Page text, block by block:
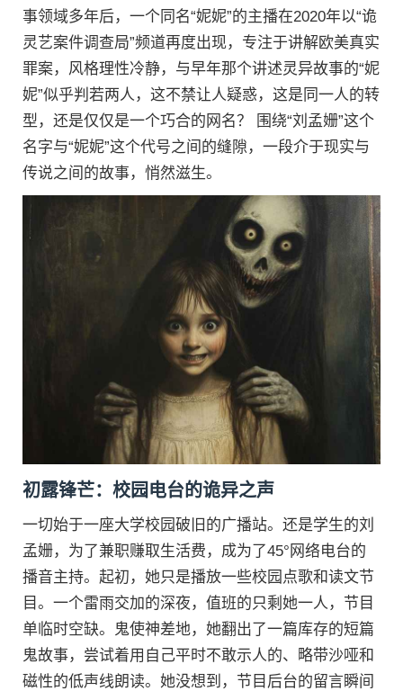
事领域多年后，一个同名“妮妮”的主播在2020年以“诡
灵艺案件调查局”频道再度出现，专注于讲解欧美真实
罪案，风格理性冷静，与早年那个讲述灵异故事的“妮
妮”似乎判若两人，这不禁让人疑惑，这是同一人的转
型，还是仅仅是一个巧合的网名？ 围绕“刘孟姗”这个
名字与“妮妮”这个代号之间的缝隙，一段介于现实与
传说之间的故事，悄然滋生。
初露锋芒：校园电台的诡异之声
一切始于一座大学校园破旧的广播站。还是学生的刘
孟姗，为了兼职赚取生活费，成为了45°网络电台的
播音主持。起初，她只是播放一些校园点歌和读文节
目。一个雷雨交加的深夜，值班的只剩她一人，节目
单临时空缺。鬼使神差地，她翻出了一篇库存的短篇
鬼故事，尝试着用自己平时不敢示人的、略带沙哑和
磁性的低声线朗读。她没想到，节目后台的留言瞬间